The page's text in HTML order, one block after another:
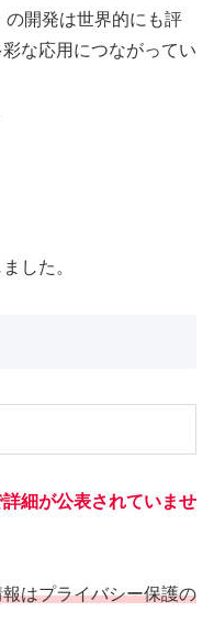
の開発は世界的にも評
な応用につながってい
した。
細が公表されていませ
はプライバシー保護の